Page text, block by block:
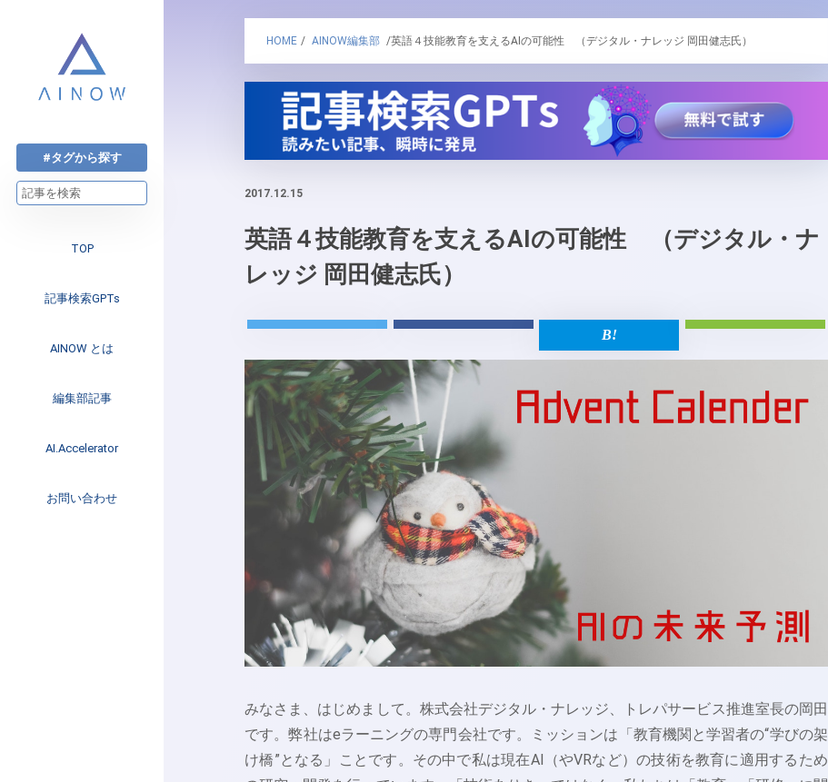
#タグから探す
TOP
記事検索GPTs
AINOW とは
編集部記事
注目のニュース
インタビュー
Web3
AI.Accelerator
AI.Accelerator記事
お問い合わせ
HOME / AINOW編集部 /英語４技能教育を支えるAIの可能性 （デジタル・ナレッジ 岡田健志氏）
2017.12.15
英語４技能教育を支えるAIの可能性 （デジタル・ナ
レッジ 岡田健志氏）
みなさま、はじめまして。株式会社デジタル・ナレッジ、トレパサービス推進室長の岡田
です。弊社はeラーニングの専門会社です。ミッションは「教育機関と学習者の“学びの架
け橋”となる」ことです。その中で私は現在AI（やVRなど）の技術を教育に適用するため